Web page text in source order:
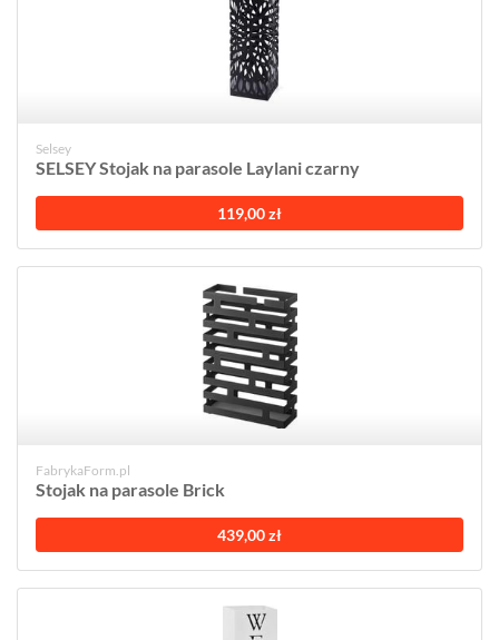
Selsey
SELSEY Stojak na parasole Laylani czarny
119,00 zł
FabrykaForm.pl
Stojak na parasole Brick
439,00 zł